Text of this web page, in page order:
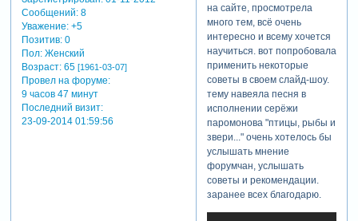
Сообщений:8
Уважение: +5
Позитив: 0
Пол:Женский
Возраст:65 [1961-03-07]
Провел на форуме:
9 часов 47 минут
Последний визит:
23-09-2014 01:59:56
на сайте, просмотрела
много тем, всё очень
интересно и всему хочется
научиться. вот попробовала
применить некоторые
советы в своем слайд-шоу.
тему навеяла песня в
исполнении серёжи
паромонова "птицы, рыбы и
звери..." очень хотелось бы
услышать мнение
форумчан, услышать
советы и рекомендации.
заранее всех благодарю.